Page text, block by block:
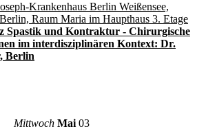
Krankenhaus Berlin Weißensee,
Raum Maria im Haupthaus 3. Etage
Spastik und Kontraktur - Chirurgische
im interdisziplinären Kontext: Dr.
Berlin
Mittwoch Mai 03